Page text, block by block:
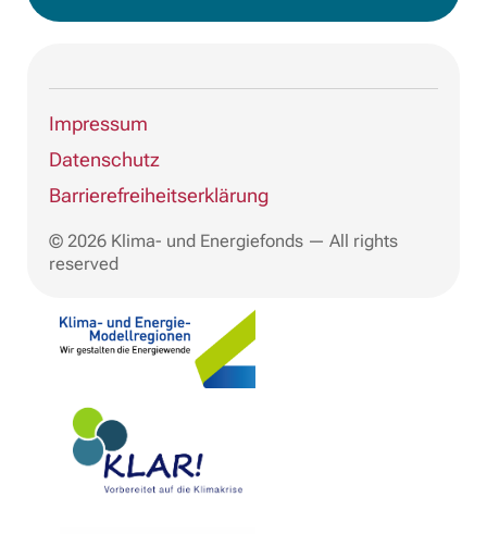
Impressum
Datenschutz
Barrierefreiheitserklärung
© 2026 Klima- und Energiefonds — All rights
reserved